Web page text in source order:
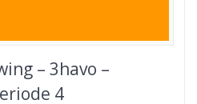
– 3havo –
4